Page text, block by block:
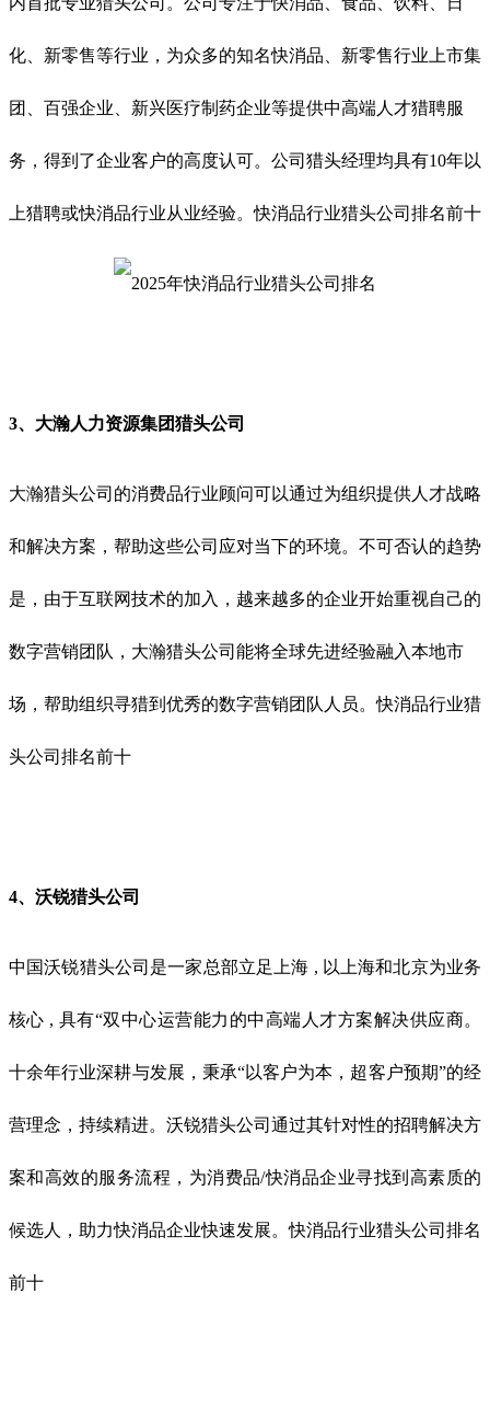
化、新零售等行业，为众多的知名快消品、新零售行业上市集
团、百强企业、新兴医疗制药企业等提供中高端人才猎聘服
务，得到了企业客户的高度认可。公司猎头经理均具有10年以
上猎聘或快消品行业从业经验。快消品行业猎头公司排名前十
3、 大瀚人力资源集团猎头公司
大瀚猎头公司的消费品行业顾问可以通过为组织提供人才战略
和解决方案，帮助这些公司应对当下的环境。不可否认的趋势
是，由于互联网技术的加入，越来越多的企业开始重视自己的
数字营销团队，大瀚猎头公司能将全球先进经验融入本地市
场，帮助组织寻猎到优秀的数字营销团队人员。快消品行业猎
头公司排名前十
4、 沃锐猎头公司
中国沃锐猎头公司是一家总部立足上海 , 以上海和北京为业务
核心 , 具有“双中心运营能力的中高端人才方案解决供应商。
十余年行业深耕与发展，秉承“以客户为本，超客户预期”的经
营理念，持续精进。沃锐猎头公司通过其针对性的招聘解决方
案和高效的服务流程，为消费品/快消品企业寻找到高素质的
候选人，助力快消品企业快速发展。快消品行业猎头公司排名
前十